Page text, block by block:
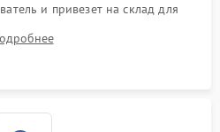
и привезет на склад для